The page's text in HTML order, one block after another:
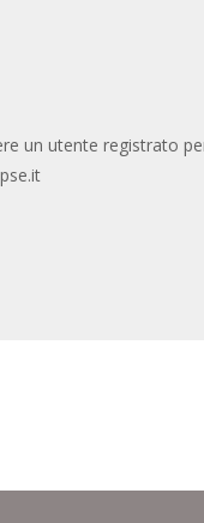
un utente registrato